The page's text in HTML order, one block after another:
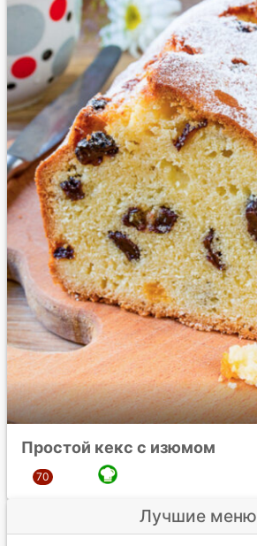
Простой кекс с изюмом
Лучшие меню